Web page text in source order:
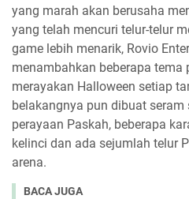
yang marah akan berusaha
yang telah mencuri telur-telur
game lebih menarik, Rovio
menambahkan beberapa tema
merayakan Halloween setiap
belakangnya pun dibuat
perayaan Paskah, beberapa
kelinci dan ada sejumlah telur
arena.
BACA JUGA